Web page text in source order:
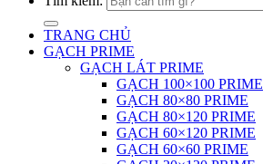
TRANG CHỦ
GẠCH PRIME
GẠCH LÁT PRIME
GẠCH 100×100 PRIME
GẠCH 80×80 PRIME
GẠCH 80×120 PRIME
GẠCH 60×120 PRIME
GẠCH 60×60 PRIME